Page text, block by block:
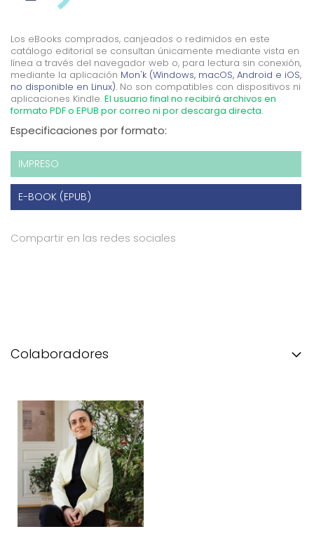
Los eBooks comprados, canjeados o redimidos en este
catálogo editorial se consultan únicamente mediante vista en
línea a través del navegador web o, para lectura sin conexión,
mediante la aplicación Mon'k (Windows, macOS, Android e iOS,
no disponible en Linux). No son compatibles con dispositivos ni
aplicaciones Kindle. El usuario final no recibirá archivos en
formato PDF o EPUB por correo ni por descarga directa.
Especificaciones por formato:
IMPRESO
E-BOOK (EPUB)
Compartir en las redes sociales
Colaboradores